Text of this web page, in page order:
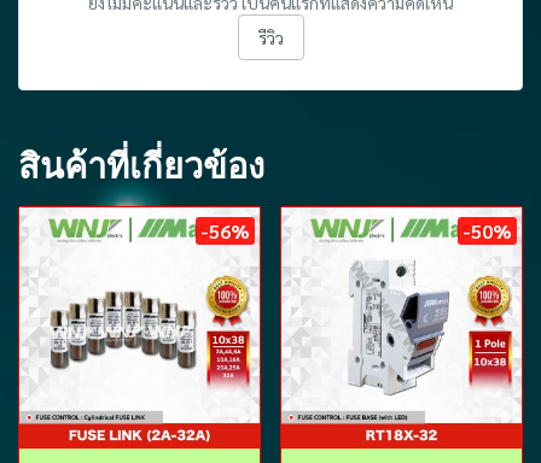
รีวิว
สินค้าที่เกี่ยวข้อง
-56% -50%